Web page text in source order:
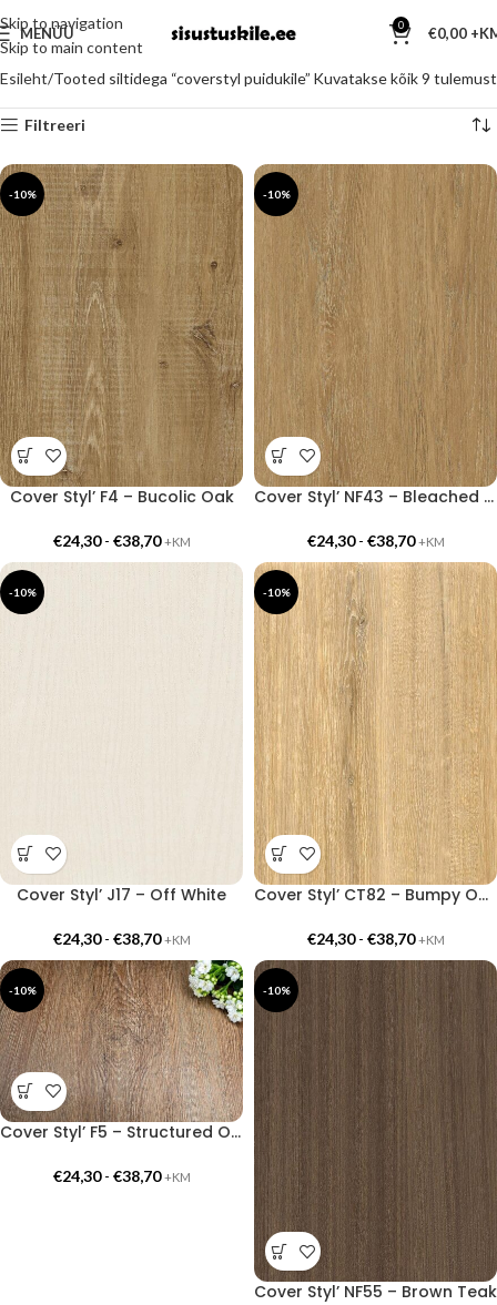
Skip to navigation
Skip to main content
MENÜÜ 0 €0,00
Esileht Tooted siltidega “coverstyl puidukile” Kuvatakse kõik 9 tulemust
Filtreeri
-10%
Cover Styl’ F4 – Bucolic Oak
€24,30- €38,70 +KM
-10%
Cover Styl’ NF43 – Bleached Bronze Oak
€24,30- €38,70 +KM
-10%
Cover Styl’ J17 – Off White
€24,30- €38,70 +KM
-10%
Cover Styl’ CT82 – Bumpy Oak
€24,30- €38,70 +KM
-10%
Cover Styl’ F5 – Structured Oak
€24,30- €38,70 +KM
-10%
Cover Styl’ NF55 – Brown Teak